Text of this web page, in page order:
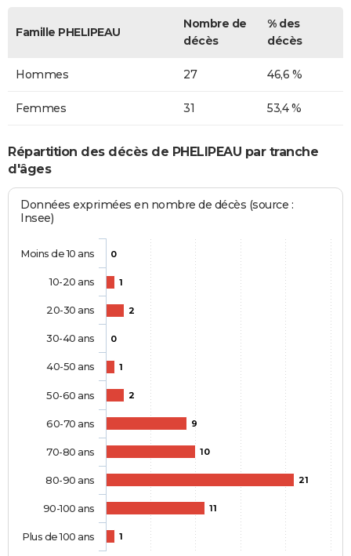
Famille PHELIPEAU
Nombre de
décès
% des
décès
Hommes 27 46,6 %
Femmes 31 53,4 %
Répartition des décès de PHELIPEAU par tranche
d'âges
Données exprimées en nombre de décès (source :
Insee)
0
1
2
0
1
2
9
10
21
11
1
Moins de 10 ans
10-20 ans
20-30 ans
30-40 ans
40-50 ans
50-60 ans
60-70 ans
70-80 ans
80-90 ans
90-100 ans
Plus de 100 ans